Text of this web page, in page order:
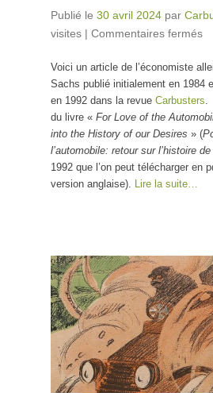
Publié le 30 avril 2024 par
visites | Commentaires fermés
Voici un article de l’économiste
Sachs publié initialement en 1984
en 1992 dans la revue Carbusters.
du livre « For Love of the
into the History of our Desires » (
l’automobile: retour sur l’histoire
1992 que l’on peut télécharger en
version anglaise). Lire la suite…